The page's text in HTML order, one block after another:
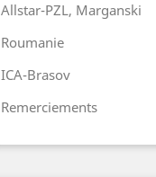
Allstar-PZL, Marganski
Roumanie
ICA-Brasov
Remerciements